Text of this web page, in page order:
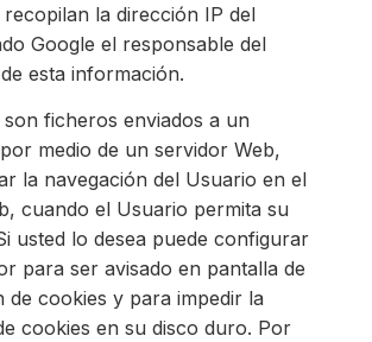
recopilan la dirección IP del
Google el responsable del
esta información.
son ficheros enviados a un
medio de un servidor Web,
la navegación del Usuario en el
cuando el Usuario permita su
usted lo desea puede configurar
para ser avisado en pantalla de
de cookies y para impedir la
cookies en su disco duro. Por